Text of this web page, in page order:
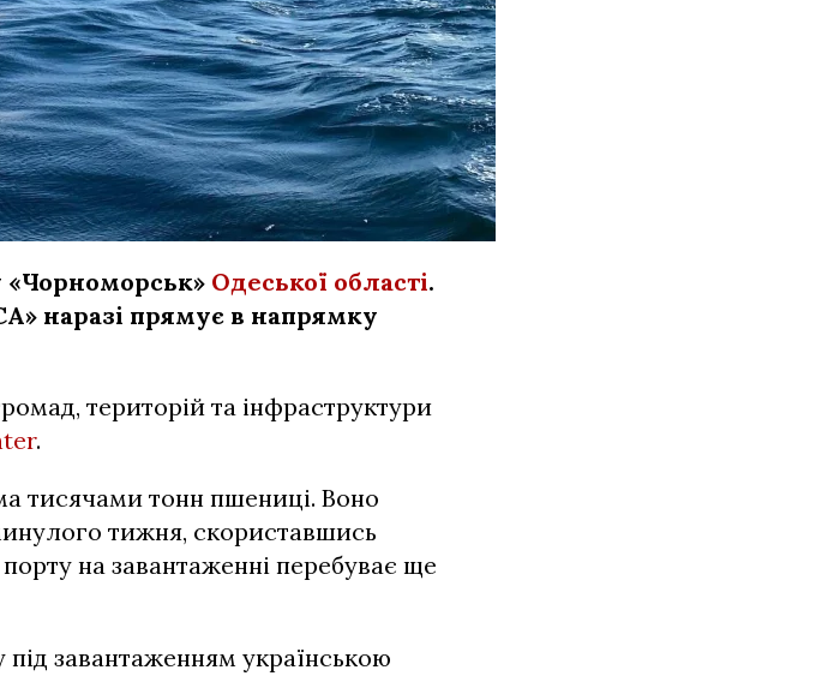
«Чорноморськ» Одеської області.
наразі прямує в напрямку
територій та інфраструктури
.
тисячами тонн пшениці. Воно
тижня, скориставшись
на завантаженні перебуває ще
завантаженням українською